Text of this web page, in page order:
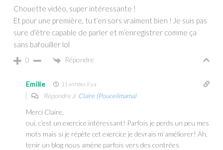
Chouette vidéo, super intéressante !
Et pour une première, tu t’en sors vraiment bien ! Je suis pas
sure d’être capable de parler et m’enregistrer comme ça
sans bafouiller lol
0 Répondre
Emilie 11 années il y a
Répondre à Claire (Poucelimama)
Merci Claire,
oui, c’est un exercice intéressant! Parfois je perds un peu mes
mots mais si je répète cet exercice je devrais m’améliorer! Ah,
tenir un blog nous amène parfois vers des contrées